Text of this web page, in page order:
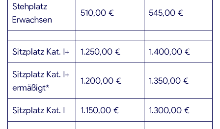
Stehplatz
Erwachsen
510,00 € 545,00 €
Sitzplatz Kat. I+ 1.250,00 € 1.400,00 €
Sitzplatz Kat. I+
ermäßigt*
1.200,00 € 1.350,00 €
Sitzplatz Kat. I 1.150,00 € 1.300,00 €